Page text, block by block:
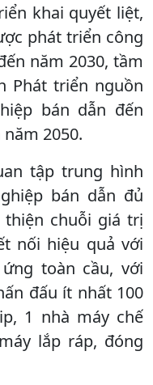
khai quyết liệt,
phát triển công
năm 2030, tầm
Phát triển nguồn
bán dẫn đến
2050.
tập trung hình
bán dẫn đủ
chuỗi giá trị
nối hiệu quả với
toàn cầu, với
đấu ít nhất 100
1 nhà máy chế
lắp ráp, đóng